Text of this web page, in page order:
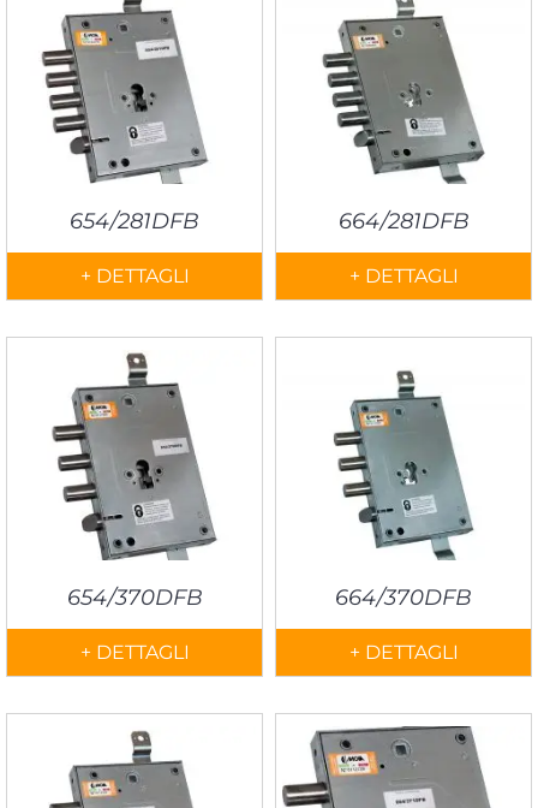
654/281DFB
+ DETTAGLI
664/281DFB
+ DETTAGLI
654/370DFB
+ DETTAGLI
664/370DFB
+ DETTAGLI